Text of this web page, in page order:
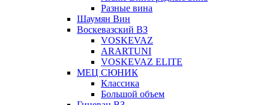
Разные вина
Шаумян Вин
Воскевазский ВЗ
VOSKEVAZ
ARARTUNI
VOSKEVAZ ELITE
МЕЦ СЮНИК
Классика
Большой объем